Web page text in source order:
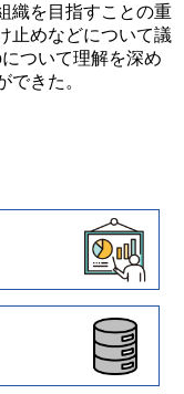
織を目指すことの重
止めなどについて議
ついて理解を深め
できた。